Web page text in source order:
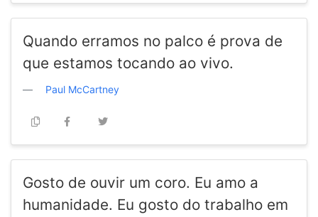
Quando erramos no palco é prova de
que estamos tocando ao vivo.
Paul McCartney
Gosto de ouvir um coro. Eu amo a
humanidade. Eu gosto do trabalho em